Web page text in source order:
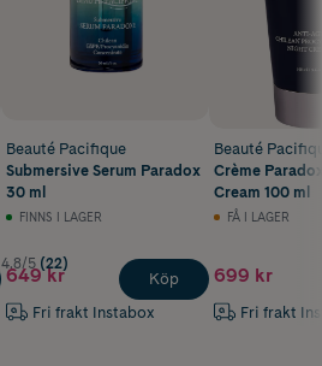
Beauté Pacifique
Submersive Serum Paradox
30 ml
FINNS I LAGER
4.8/5 (22)
649 kr
Fri frakt Instabox
Köp
Beauté
Crème
Cream 100 ml
FÅ I LAGER
699 kr
Fri frakt